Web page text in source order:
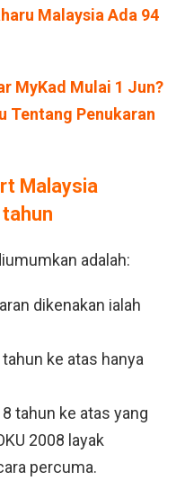
Malaysia Ada 94
MyKad Mulai 1 Jun?
Tentang Penukaran
Malaysia
adalah:
dikenakan ialah
ke atas hanya
tahun ke atas yang
2008 layak
percuma.